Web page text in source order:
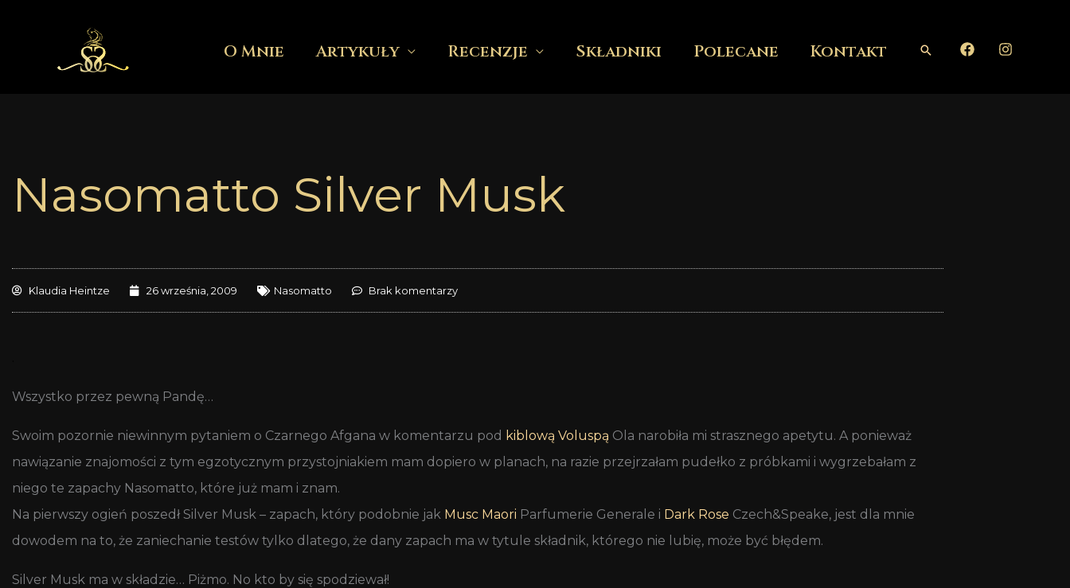
O Mnie Artykuły Recenzje Składniki Polecane Kontakt Szukaj
Nasomatto Silver Musk
Klaudia Heintze 26 września, 2009 Nasomatto Brak komentarzy
Wszystko przez pewną Pandę…
Swoim pozornie niewinnym pytaniem o Czarnego Afgana w komentarzu pod kiblową Voluspą Ola narobiła mi strasznego apetytu. A ponieważ
nawiązanie znajomości z tym egzotycznym przystojniakiem mam dopiero w planach, na razie przejrzałam pudełko z próbkami i wygrzebałam z
niego te zapachy Nasomatto, które już mam i znam.
Na pierwszy ogień poszedł Silver Musk – zapach, który podobnie jak Musc Maori Parfumerie Generale i Dark Rose Czech&Speake, jest dla mnie
dowodem na to, że zaniechanie testów tylko dlatego, że dany zapach ma w tytule składnik, którego nie lubię, może być błędem.
Silver Musk ma w składzie… Piżmo. No kto by się spodziewał!